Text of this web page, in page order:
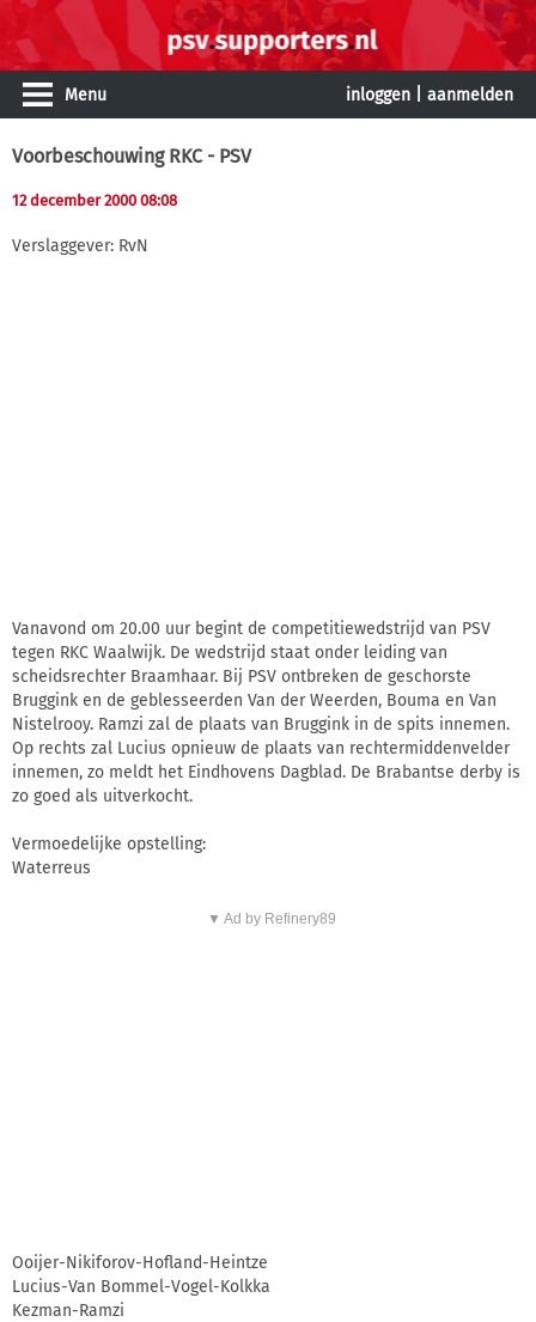
Menu inloggen aanmelden
Voorbeschouwing RKC - PSV
12 december 2000 08:08
Verslaggever: RvN
Vanavond om 20.00 uur begint de competitiewedstrijd van PSV
tegen RKC Waalwijk. De wedstrijd staat onder leiding van
scheidsrechter Braamhaar. Bij PSV ontbreken de geschorste
Bruggink en de geblesseerden Van der Weerden, Bouma en Van
Nistelrooy. Ramzi zal de plaats van Bruggink in de spits innemen.
Op rechts zal Lucius opnieuw de plaats van rechtermiddenvelder
innemen, zo meldt het Eindhovens Dagblad. De Brabantse derby is
zo goed als uitverkocht.
Vermoedelijke opstelling:
Waterreus
▼ Ad by Refinery89
Ooijer-Nikiforov-Hofland-Heintze
Lucius-Van Bommel-Vogel-Kolkka
Kezman-Ramzi